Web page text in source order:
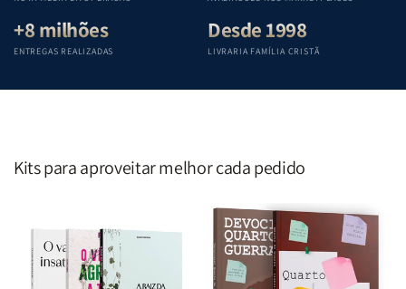
+8 milhões
ENTREGAS REALIZADAS
Desde 1998
LIVRARIA FAMÍLIA CRISTÃ
Kits para aproveitar melhor cada pedido